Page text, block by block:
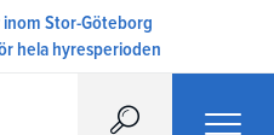
Stor-Göteborg
hela hyresperioden